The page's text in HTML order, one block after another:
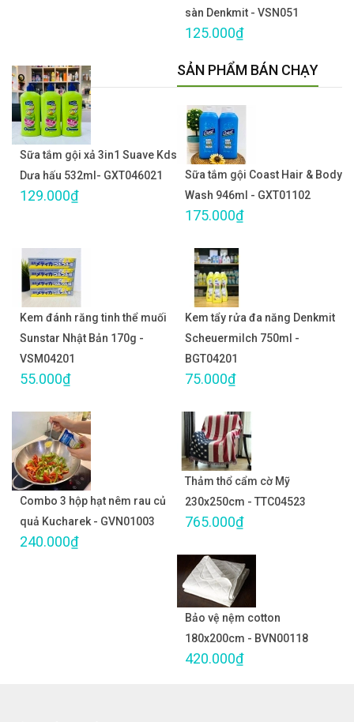
sàn Denkmit - VSN051
125.000₫
Sữa tắm gội xả 3in1 Suave Kds
Dưa hấu 532ml- GXT046021
129.000₫
SẢN PHẨM BÁN CHẠY
Sữa tắm gội Coast Hair & Body
Wash 946ml - GXT01102
175.000₫
Kem đánh răng tinh thể muối
Sunstar Nhật Bản 170g -
VSM04201
55.000₫
Kem tẩy rửa đa năng Denkmit
Scheuermilch 750ml -
BGT04201
75.000₫
Combo 3 hộp hạt nêm rau củ
quả Kucharek - GVN01003
240.000₫
Thảm thổ cẩm cờ Mỹ
230x250cm - TTC04523
765.000₫
Bảo vệ nệm cotton
180x200cm - BVN00118
420.000₫